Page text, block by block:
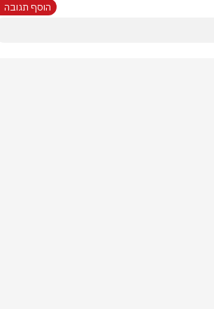
הוסף תגובה